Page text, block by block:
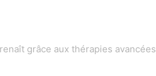
grâce aux thérapies avancées